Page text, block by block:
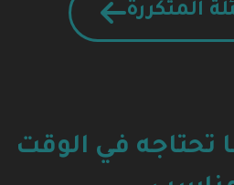
المتكررة
تحتاجه في الوقت